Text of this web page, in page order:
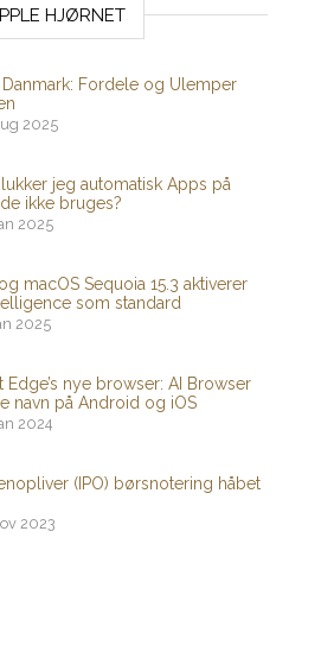
HJØRNET
Fordele og Ulemper
2025
jeg automatisk Apps på
ikke bruges?
2025
macOS Sequoia 15.3 aktiverer
som standard
2025
Edge’s nye browser: AI Browser
navn på Android og iOS
2024
(IPO) børsnotering håbet
2023